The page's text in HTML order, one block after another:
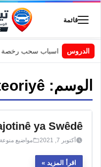
قائمة
الدروسالسويد | اسباب سحب رخصة
الوسم:
ya Swêdê
أكتوبر 7, 2021 مواضيع منوعة
اقرأ المزيد